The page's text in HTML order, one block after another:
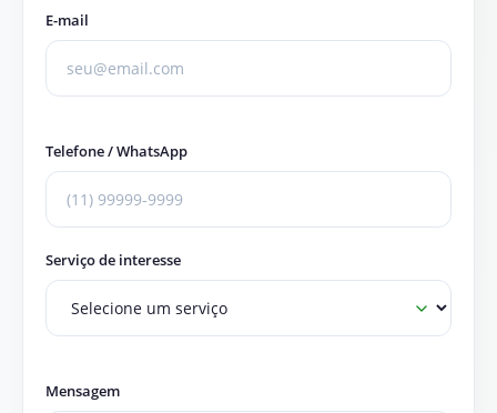
E-mail
Telefone / WhatsApp
Serviço de interesse
Mensagem